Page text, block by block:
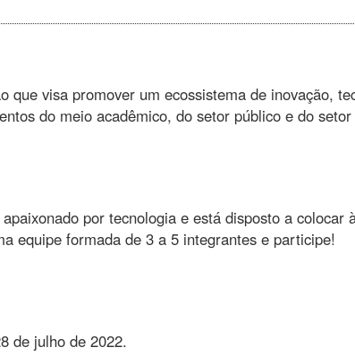
que visa promover um ecossistema de inovação,
do meio acadêmico, do setor público e do
por tecnologia e está disposto a colocar
equipe formada de 3 a 5 integrantes e participe!
de julho de 2022.